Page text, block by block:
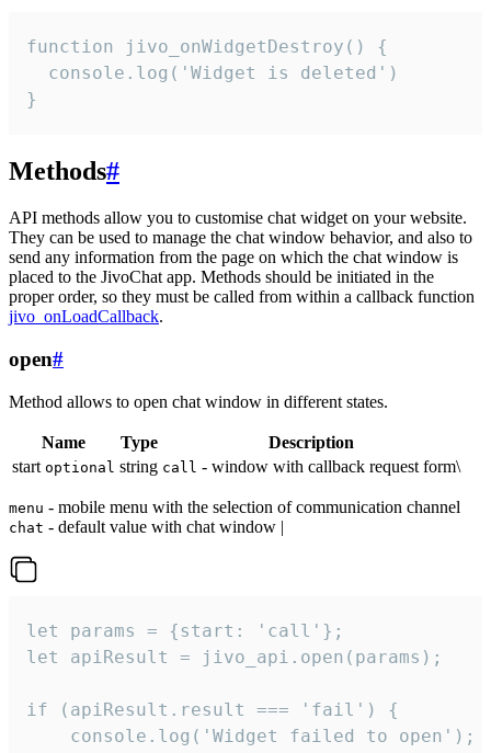
function jivo_onWidgetDestroy() {
  console.log('Widget is deleted')
}
Methods#
API methods allow you to customise chat widget on your website.
They can be used to manage the chat window behavior, and also to
send any information from the page on which the chat window is
placed to the JivoChat app. Methods should be initiated in the
proper order, so they must be called from within a callback function
jivo_onLoadCallback.
open#
Method allows to open chat window in different states.
Name Type
Description
start optional string call - window with callback request form\
menu - mobile menu with the selection of communication channel
chat - default value with chat window |
let params = {start: 'call'};
let apiResult = jivo_api.open(params);
if (apiResult.result === 'fail') {
    console.log('Widget failed to open');